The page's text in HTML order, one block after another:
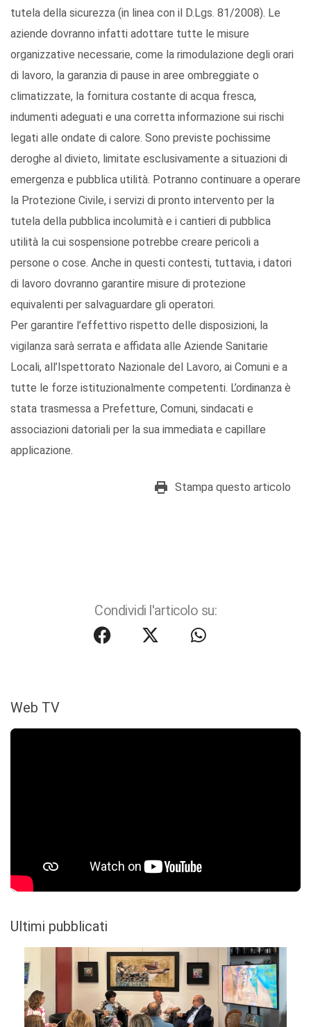
tutela della sicurezza (in linea con il D.Lgs. 81/2008). Le
aziende dovranno infatti adottare tutte le misure
organizzative necessarie, come la rimodulazione degli orari
di lavoro, la garanzia di pause in aree ombreggiate o
climatizzate, la fornitura costante di acqua fresca,
indumenti adeguati e una corretta informazione sui rischi
legati alle ondate di calore. Sono previste pochissime
deroghe al divieto, limitate esclusivamente a situazioni di
emergenza e pubblica utilità. Potranno continuare a operare
la Protezione Civile, i servizi di pronto intervento per la
tutela della pubblica incolumità e i cantieri di pubblica
utilità la cui sospensione potrebbe creare pericoli a
persone o cose. Anche in questi contesti, tuttavia, i datori
di lavoro dovranno garantire misure di protezione
equivalenti per salvaguardare gli operatori.
Per garantire l’effettivo rispetto delle disposizioni, la
vigilanza sarà serrata e affidata alle Aziende Sanitarie
Locali, all’Ispettorato Nazionale del Lavoro, ai Comuni e a
tutte le forze istituzionalmente competenti. L’ordinanza è
stata trasmessa a Prefetture, Comuni, sindacati e
associazioni datoriali per la sua immediata e capillare
applicazione.
Stampa questo articolo
Condividi l'articolo su:
Web TV
Ultimi pubblicati